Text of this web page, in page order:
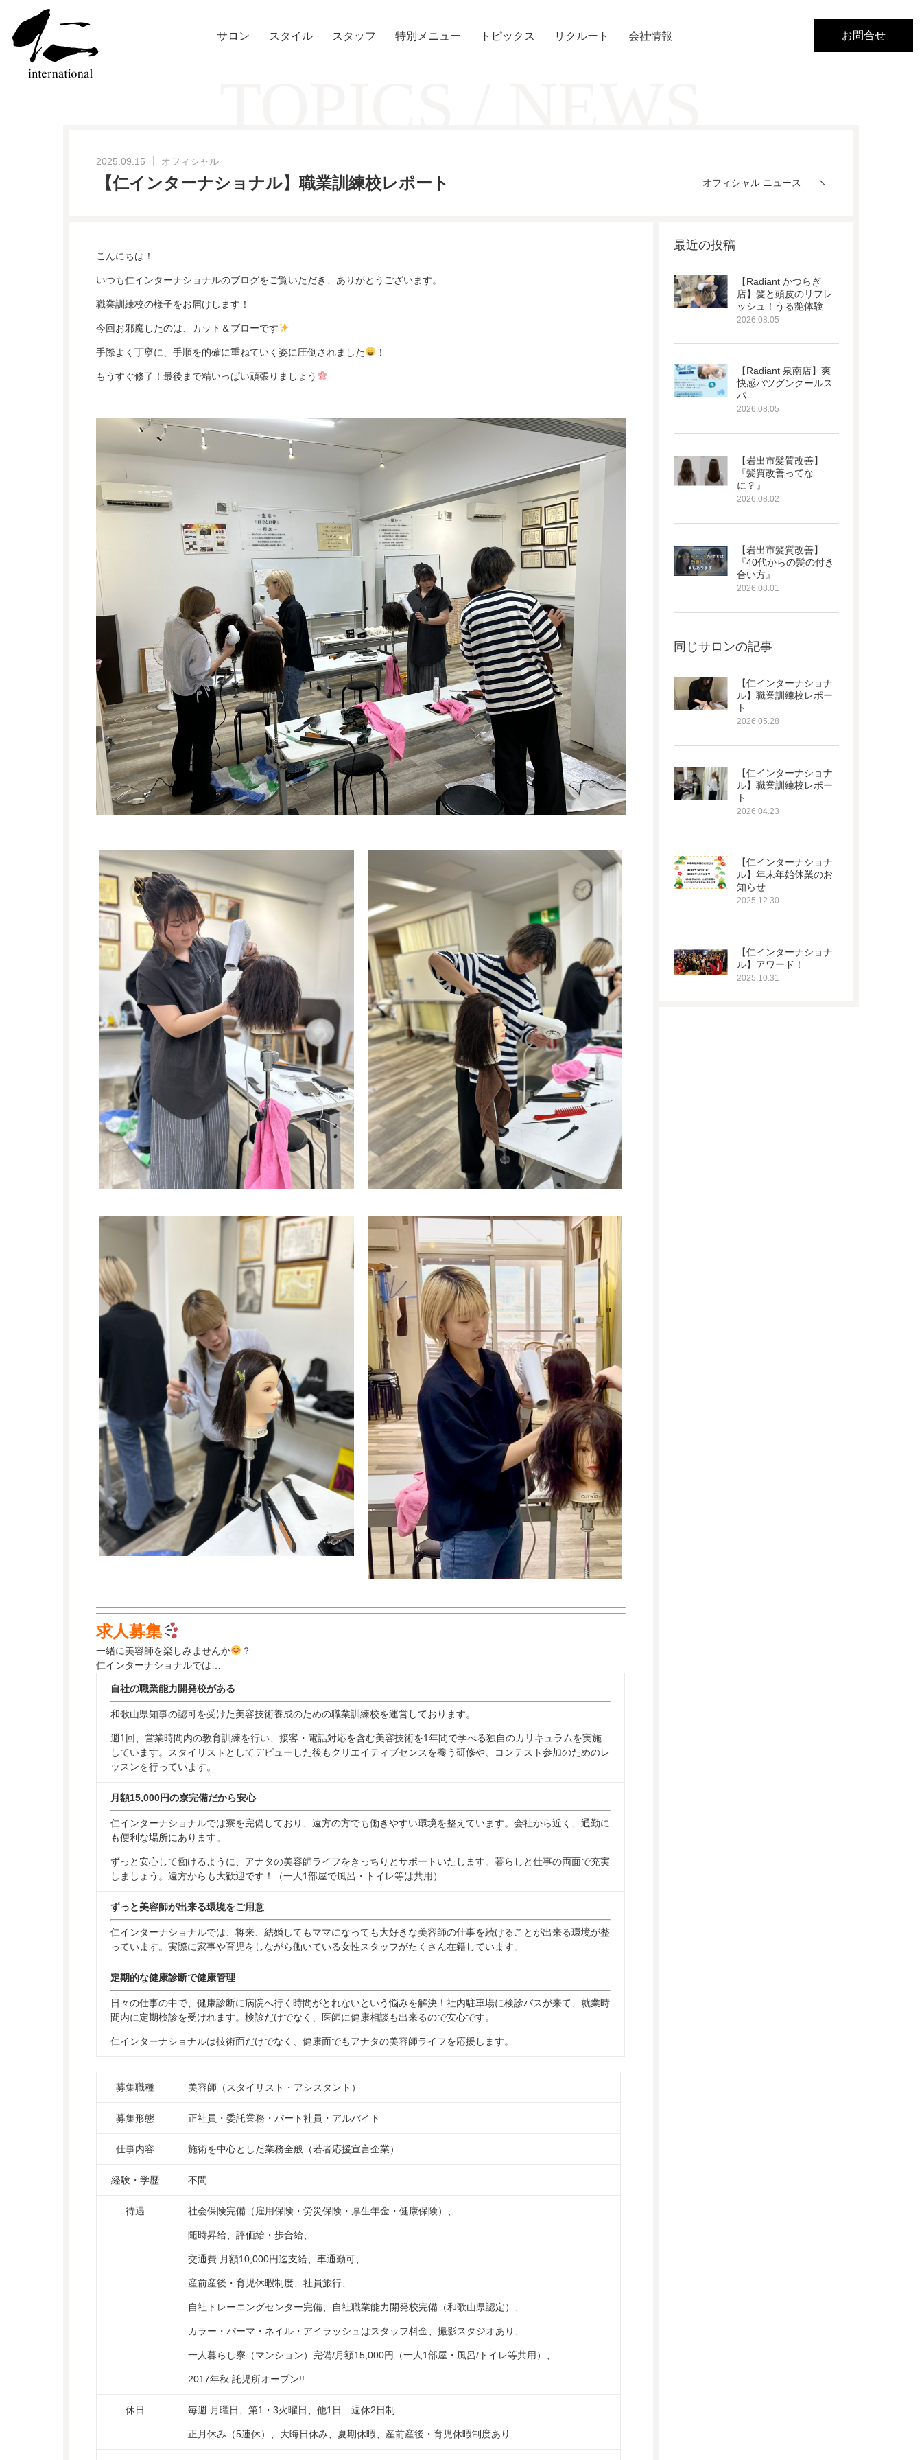
サロン スタイル スタッフ 特別メニュー トピックス リクルート 会社情報 お問合せ
2025.09.15 オフィシャル
【仁インターナショナル】職業訓練校レポート オフィシャル ニュース
こんにちは！
いつも仁インターナショナルのブログをご覧いただき、ありがとうございます。
職業訓練校の様子をお届けします！
今回お邪魔したのは、カット＆ブローです
手際よく丁寧に、手順を的確に重ねていく姿に圧倒されました ！
もうすぐ修了！最後まで精いっぱい頑張りましょう
求人募集
一緒に美容師を楽しみませんか
？
仁インターナショナルでは…
自社の職業能力開発校がある
和歌山県知事の認可を受けた美容技術養成のための職業訓練校を運営しております。
週1回、営業時間内の教育訓練を行い、接客・電話対応を含む美容技術を1年間で学べる独自のカリキュラムを実施
しています。スタイリストとしてデビューした後もクリエイティブセンスを養う研修や、コンテスト参加のためのレ
ッスンを行っています。
月額15,000円の寮完備だから安心
仁インターナショナルでは寮を完備しており、遠方の方でも働きやすい環境を整えています。会社から近く、通勤に
も便利な場所にあります。
ずっと安心して働けるように、アナタの美容師ライフをきっちりとサポートいたします。暮らしと仕事の両面で充実
しましょう。遠方からも大歓迎です！（一人1部屋で風呂・トイレ等は共用）
ずっと美容師が出来る環境をご用意
仁インターナショナルでは、将来、結婚してもママになっても大好きな美容師の仕事を続けることが出来る環境が整
っています。実際に家事や育児をしながら働いている女性スタッフがたくさん在籍しています。
定期的な健康診断で健康管理
日々の仕事の中で、健康診断に病院へ行く時間がとれないという悩みを解決！社内駐車場に検診バスが来て、就業時
間内に定期検診を受けれます。検診だけでなく、医師に健康相談も出来るので安心です。
仁インターナショナルは技術面だけでなく、健康面でもアナタの美容師ライフを応援します。
募集職種 美容師（スタイリスト・アシスタント）
募集形態 正社員・委託業務・パート社員・アルバイト
仕事内容 施術を中心とした業務全般（若者応援宣言企業）
経験・学歴 不問
待遇 社会保険完備（雇用保険・労災保険・厚生年金・健康保険）、
随時昇給、評価給・歩合給、
交通費 月額10,000円迄支給、車通勤可、
産前産後・育児休暇制度、社員旅行、
自社トレーニングセンター完備、自社職業能力開発校完備（和歌山県認定）、
カラー・パーマ・ネイル・アイラッシュはスタッフ料金、撮影スタジオあり、
一人暮らし寮（マンション）完備/月額15,000円（一人1部屋・風呂/トイレ等共用）、
2017年秋 託児所オープン!!
休日 毎週 月曜日、第1・3火曜日、他1日 週休2日制
正月休み（5連休）、大晦日休み、夏期休暇、産前産後・育児休暇制度あり
最近の投稿
【Radiant かつらぎ
店】髪と頭皮のリフレ
ッシュ！うる艶体験
2026.08.05
【Radiant 泉南店】爽
快感バツグンクールス
パ
2026.08.05
【岩出市髪質改善】
『髪質改善ってな
に？』
2026.08.02
【岩出市髪質改善】
『40代からの髪の付き
合い方』
2026.08.01
同じサロンの記事
【仁インターナショナ
ル】職業訓練校レポー
ト
2026.05.28
【仁インターナショナ
ル】職業訓練校レポー
ト
2026.04.23
【仁インターナショナ
ル】年末年始休業のお
知らせ
2025.12.30
【仁インターナショナ
ル】アワード！
2025.10.31